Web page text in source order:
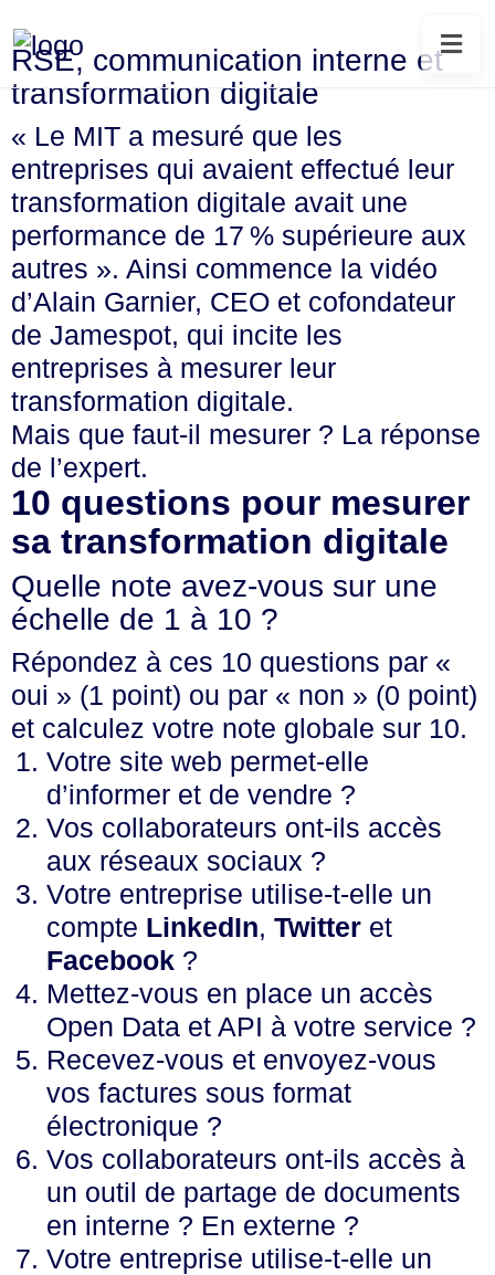
RSE, communication interne et
transformation digitale
« Le MIT a mesuré que les
entreprises qui avaient effectué leur
transformation digitale avait une
performance de 17 % supérieure aux
autres ». Ainsi commence la vidéo
d’Alain Garnier, CEO et cofondateur
de Jamespot, qui incite les
entreprises à mesurer leur
transformation digitale.
Mais que faut-il mesurer ? La réponse
de l’expert.
10 questions pour mesurer
sa transformation digitale
Quelle note avez-vous sur une
échelle de 1 à 10 ?
Répondez à ces 10 questions par «
oui » (1 point) ou par « non » (0 point)
et calculez votre note globale sur 10.
Votre site web permet-elle
d’informer et de vendre ?
Vos collaborateurs ont-ils accès
aux réseaux sociaux ?
Votre entreprise utilise-t-elle un
compte LinkedIn, Twitter et
Facebook ?
Mettez-vous en place un accès
Open Data et API à votre service ?
Recevez-vous et envoyez-vous
vos factures sous format
électronique ?
Vos collaborateurs ont-ils accès à
un outil de partage de documents
en interne ? En externe ?
Votre entreprise utilise-t-elle un